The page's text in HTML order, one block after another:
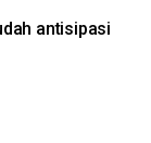
antisipasi